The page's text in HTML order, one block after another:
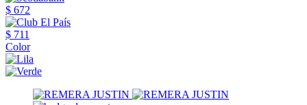
$ 672
$ 711
Color